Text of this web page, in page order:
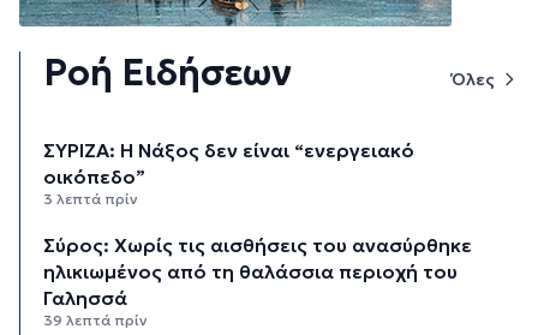
Ροή Ειδήσεων Όλες
ΣΥΡΙΖΑ: Η Νάξος δεν είναι “ενεργειακό
οικόπεδο”
3 λεπτά πρίν
Σύρος: Χωρίς τις αισθήσεις του ανασύρθηκε
ηλικιωμένος από τη θαλάσσια περιοχή του
Γαλησσά
39 λεπτά πρίν